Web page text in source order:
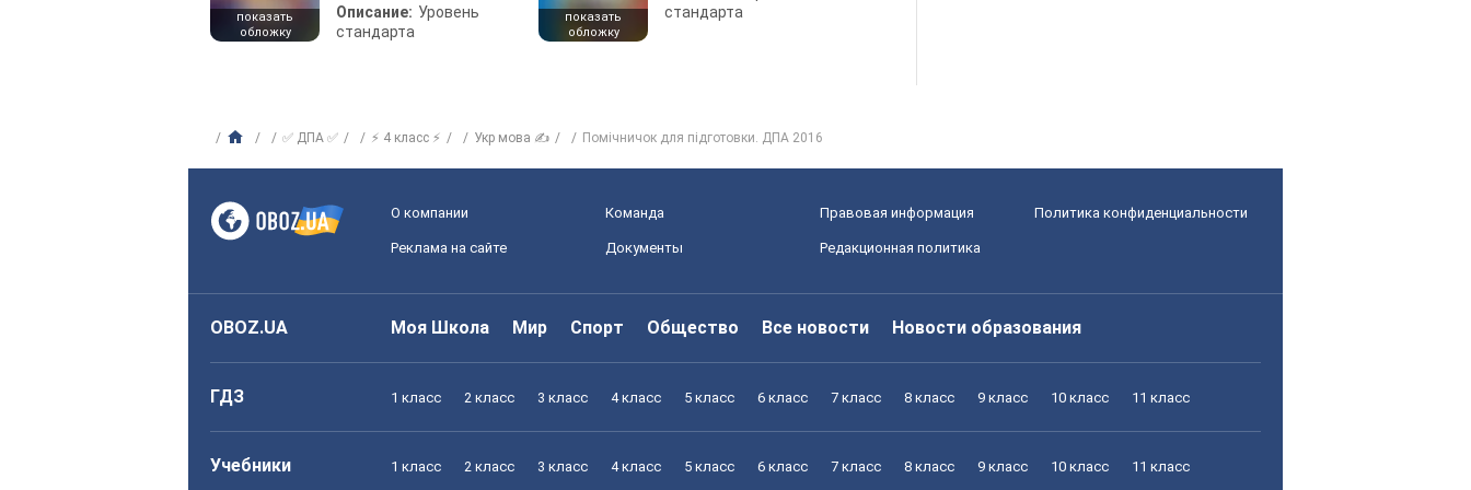
показать
обложку
Описание: Уровень
стандарта
показать
обложку
стандарта
✅ ДПА ✅ ⚡ 4 класс ⚡ Укр мова ✍ Помічничок для підготовки. ДПА 2016
О компании Команда Правовая информация Политика конфиденциальности
Реклама на сайте Документы Редакционная политика
OBOZ.UA Моя Школа Мир Спорт Общество Все новости Новости образования
ГДЗ 1 класс 2 класс 3 класс 4 класс 5 класс 6 класс 7 класс 8 класс 9 класс 10 класс 11 класс
Учебники 1 класс 2 класс 3 класс 4 класс 5 класс 6 класс 7 класс 8 класс 9 класс 10 класс 11 класс